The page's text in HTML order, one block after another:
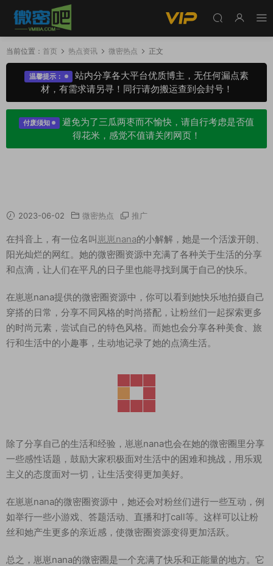
当前位置： 首页 热点资讯 微密热点 正文
温馨提示：
站内分享各大平台优质博主，无任何漏点素
材，有需求请另寻！同行请勿搬运查到会封号！
付废须知
避免为了三瓜两枣而不愉快，请自行考虑是否值
得花米，感觉不值请关闭网页！
2023-06-02 微密热点 推广
在抖音上，有一位名叫崽崽nana的小解解，她是一个活泼开朗、
阳光灿烂的网红。她的微密圈资源中充满了各种关于生活的分享
和点滴，让人们在平凡的日子里也能寻找到属于自己的快乐。
在崽崽nana提供的微密圈资源中，你可以看到她快乐地拍摄自己
穿搭的日常，分享不同风格的时尚搭配，让粉丝们一起探索更多
的时尚元素，尝试自己的特色风格。而她也会分享各种美食、旅
行和生活中的小趣事，生动地记录了她的点滴生活。
除了分享自己的生活和经验，崽崽nana也会在她的微密圈里分享
一些感性话题，鼓励大家积极面对生活中的困难和挑战，用乐观
主义的态度面对一切，让生活变得更加美好。
在崽崽nana的微密圈资源中，她还会对粉丝们进行一些互动，例
如举行一些小游戏、答题活动、直播和打call等。这样可以让粉
丝和她产生更多的亲近感，使微密圈资源变得更加活跃。
总之，崽崽nana的微密圈是一个充满了快乐和正能量的地方。它